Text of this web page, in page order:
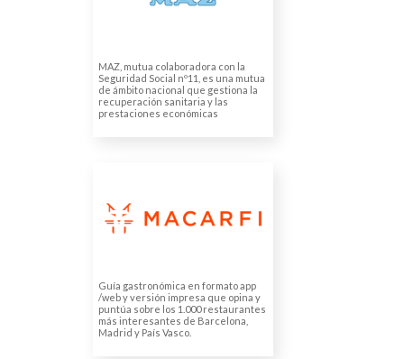
MAZ, mutua colaboradora con la
Seguridad Social nº11, es una mutua
de ámbito nacional que gestiona la
recuperación sanitaria y las
prestaciones económicas
Guía gastronómica en formato app
/web y versión impresa que opina y
puntúa sobre los 1.000 restaurantes
más interesantes de Barcelona,
Madrid y País Vasco.
PROYECTOS, SL.)
Traducciones gastronómicas